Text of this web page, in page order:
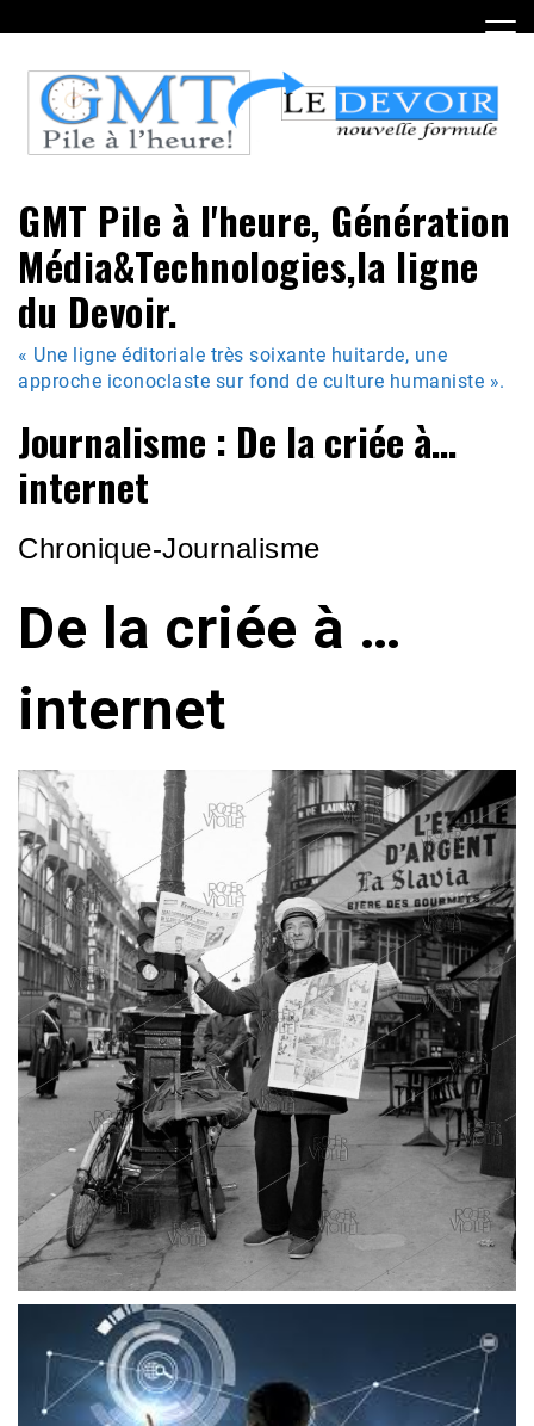
to
content
GMT Pile à l'heure, Génération
Média&Technologies,la ligne
du Devoir.
« Une ligne éditoriale très soixante huitarde, une
approche iconoclaste sur fond de culture humaniste ».
Journalisme : De la criée à…
internet
Chronique-Journalisme
De la criée à …
internet